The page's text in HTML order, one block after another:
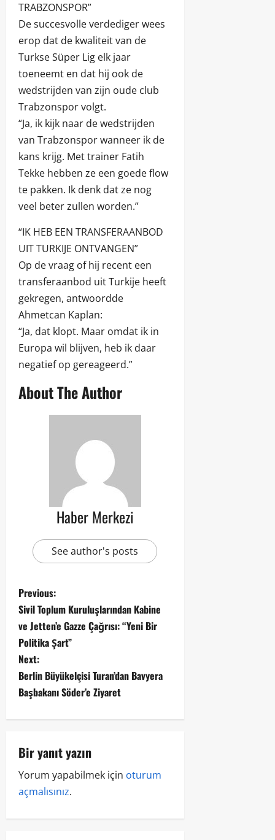
TRABZONSPOR”
De succesvolle verdediger wees
erop dat de kwaliteit van de
Turkse Süper Lig elk jaar
toeneemt en dat hij ook de
wedstrijden van zijn oude club
Trabzonspor volgt.
“Ja, ik kijk naar de wedstrijden
van Trabzonspor wanneer ik de
kans krijg. Met trainer Fatih
Tekke hebben ze een goede flow
te pakken. Ik denk dat ze nog
veel beter zullen worden.”
“IK HEB EEN TRANSFERAANBOD
UIT TURKIJE ONTVANGEN”
Op de vraag of hij recent een
transferaanbod uit Turkije heeft
gekregen, antwoordde
Ahmetcan Kaplan:
“Ja, dat klopt. Maar omdat ik in
Europa wil blijven, heb ik daar
negatief op gereageerd.”
About The Author
Haber Merkezi
See author's posts
Previous:
Sivil Toplum Kuruluşlarından Kabine
ve Jetten’e Gazze Çağrısı: “Yeni Bir
Politika Şart”
Next:
Berlin Büyükelçisi Turan’dan Bavyera
Başbakanı Söder’e Ziyaret
Bir yanıt yazın
Yorum yapabilmek için oturum
açmalısınız.